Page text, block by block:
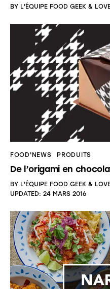
BY L'ÉQUIPE FOOD GEEK &
FOOD'NEWS PRODUITS
De l’origami en
BY L'ÉQUIPE FOOD GEEK &
UPDATED: 24 MARS 2016